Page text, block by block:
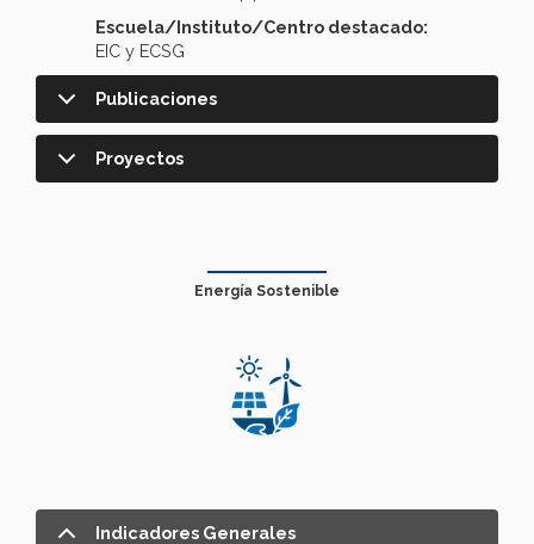
Escuela/Instituto/Centro destacado:
EIC y ECSG
Publicaciones
Proyectos
Energía Sostenible
Indicadores Generales